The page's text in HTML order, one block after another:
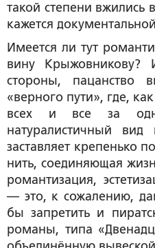
такой степени вжились
кажется
Имеется ли тут
вину
стороны, пацанство
«верного пути», где,
всех и все за
натуралистичный
заставляет крепенько
нить, соединяющая
романтизация,
— это, к сожалению,
бы запретить и
романы, типа